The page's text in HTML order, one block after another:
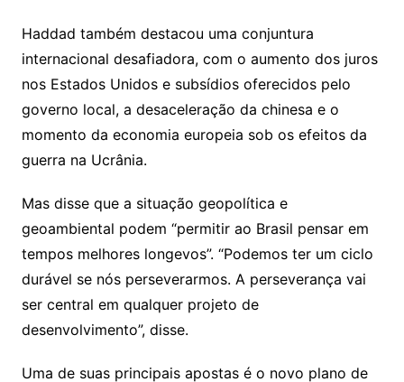
Haddad também destacou uma conjuntura
internacional desafiadora, com o aumento dos juros
nos Estados Unidos e subsídios oferecidos pelo
governo local, a desaceleração da chinesa e o
momento da economia europeia sob os efeitos da
guerra na Ucrânia.
Mas disse que a situação geopolítica e
geoambiental podem “permitir ao Brasil pensar em
tempos melhores longevos”. “Podemos ter um ciclo
durável se nós perseverarmos. A perseverança vai
ser central em qualquer projeto de
desenvolvimento”, disse.
Uma de suas principais apostas é o novo plano de